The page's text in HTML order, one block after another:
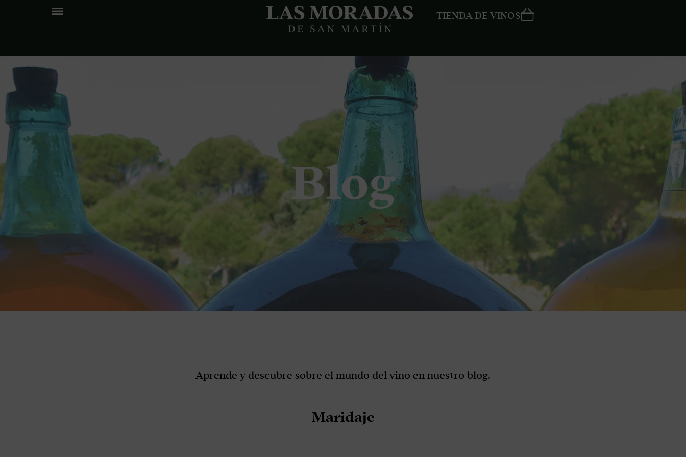
TIENDA DE VINOS
Blog
Aprende y descubre sobre el mundo del vino en nuestro blog.
Maridaje